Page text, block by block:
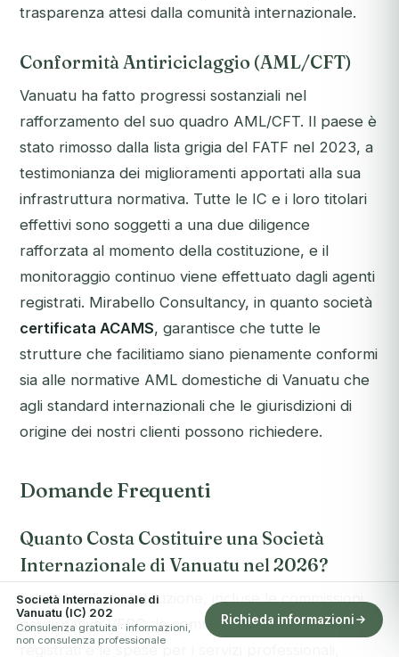
trasparenza attesi dalla comunità internazionale.
Conformità Antiriciclaggio (AML/CFT)
Vanuatu ha fatto progressi sostanziali nel
rafforzamento del suo quadro AML/CFT. Il paese è
stato rimosso dalla lista grigia del FATF nel 2023, a
testimonianza dei miglioramenti apportati alla sua
infrastruttura normativa. Tutte le IC e i loro titolari
effettivi sono soggetti a una due diligence
rafforzata al momento della costituzione, e il
monitoraggio continuo viene effettuato dagli agenti
registrati. Mirabello Consultancy, in quanto società
certificata ACAMS, garantisce che tutte le
strutture che facilitiamo siano pienamente conformi
sia alle normative AML domestiche di Vanuatu che
agli standard internazionali che le giurisdizioni di
origine dei nostri clienti possono richiedere.
Domande Frequenti
Quanto Costa Costituire una Società
Internazionale di Vanuatu nel 2026?
I costi totali di costituzione, incluse le commissioni
governative VFSC, le commissioni degli agenti
registrati e le spese per i servizi professionali,
Società Internazionale di
Vanuatu (IC) 202
Consulenza gratuita · informazioni,
non consulenza professionale
Richieda informazioni